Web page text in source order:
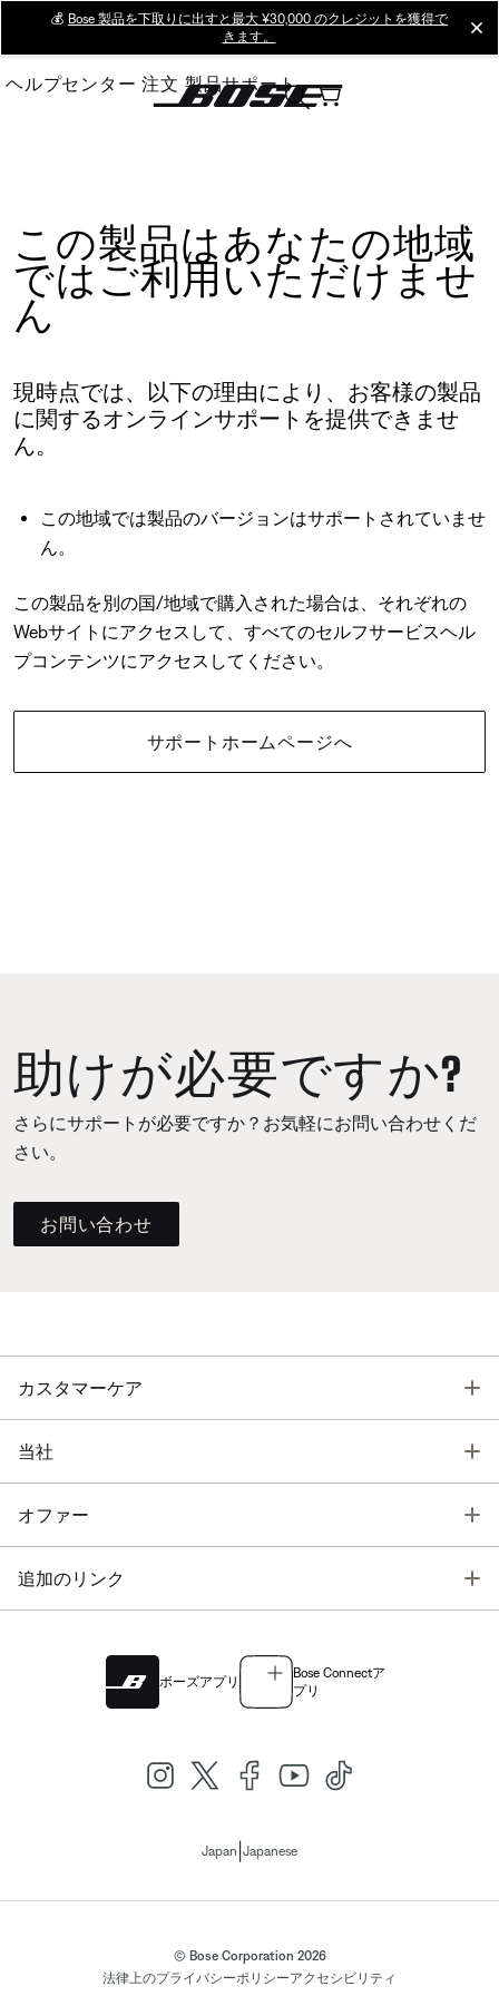
Main
💰 Bose 製品を下取りに出すと最大 ¥30,000 のクレジットを獲得で
きます。
ヘルプセンター 注文 製品サポート
この製品はあなたの地域
ではご利用いただけませ
ん
現時点では、以下の理由により、お客様の製品
に関するオンラインサポートを提供できませ
ん。
この地域では製品のバージョンはサポートされていませ
ん。
この製品を別の国/地域で購入された場合は、それぞれの
Webサイトにアクセスして、すべてのセルフサービスヘル
プコンテンツにアクセスしてください。
サポートホームページへ
助けが必要ですか?
さらにサポートが必要ですか？お気軽にお問い合わせくだ
さい。
お問い合わせ
カスタマーケア
当社
オファー
追加のリンク
ボーズアプリ
Bose Connectア
プリ
Japan Japanese
© Bose Corporation 2026
法律上のプライバシーポリシーアクセシビリティ